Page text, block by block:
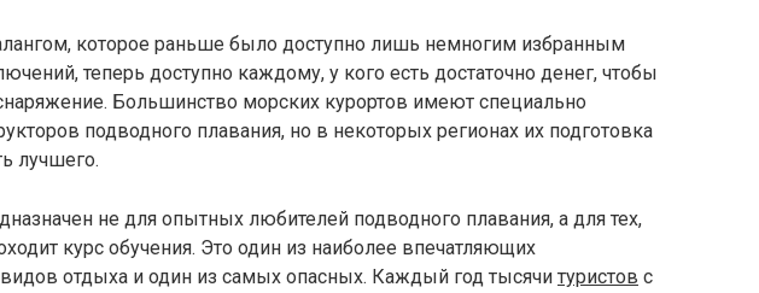
которое раньше было доступно лишь немногим избранным
теперь доступно каждому, у кого есть достаточно денег, чтобы
Большинство морских курортов имеют специально
подводного плавания, но в некоторых регионах их подготовка
лучшего.
не для опытных любителей подводного плавания, а для тех,
курс обучения. Это один из наиболее впечатляющих
отдыха и один из самых опасных. Каждый год тысячи туристов с